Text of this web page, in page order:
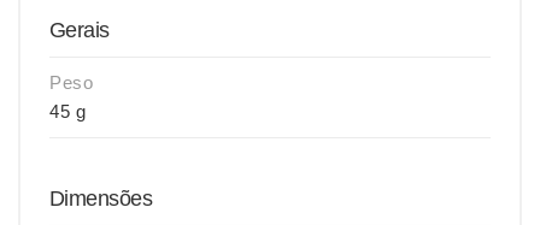
Gerais
Peso
45 g
Dimensões